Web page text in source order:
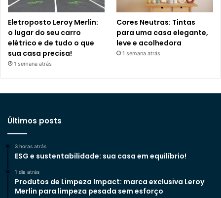
Eletroposto Leroy Merlin:
o lugar do seu carro
elétrico e de tudo o que
sua casa precisa!
1 semana atrás
Cores Neutras: Tintas
para uma casa elegante,
leve e acolhedora
1 semana atrás
Últimos posts
3 horas atrás
ESG e sustentabilidade: sua casa em equilíbrio!
1 dia atrás
Produtos de Limpeza Impact: marca exclusiva Leroy
Merlin para limpeza pesada sem esforço